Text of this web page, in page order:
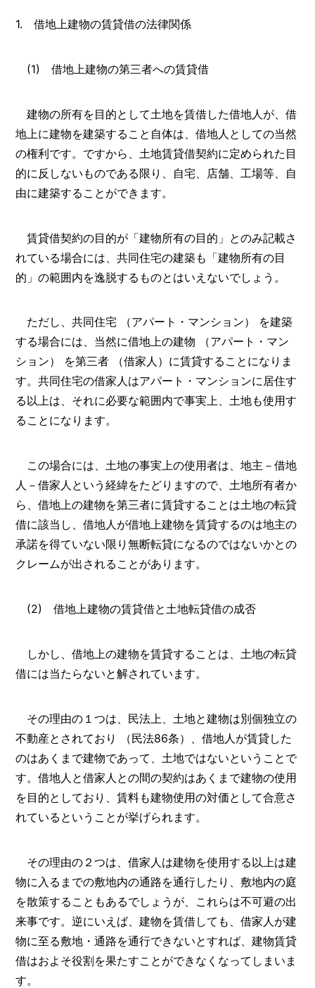
1. 借地上建物の賃貸借の法律関係
(1) 借地上建物の第三者への賃貸借
建物の所有を目的として土地を賃借した借地人が、借
地上に建物を建築すること自体は、借地人としての当然
の権利です。ですから、土地賃貸借契約に定められた目
的に反しないものである限り、自宅、店舗、工場等、自
由に建築することができます。
賃貸借契約の目的が「建物所有の目的」とのみ記載さ
れている場合には、共同住宅の建築も「建物所有の目
的」の範囲内を逸脱するものとはいえないでしょう。
ただし、共同住宅 （アパート・マンション） を建築
する場合には、当然に借地上の建物 （アパート・マン
ション） を第三者 （借家人）に賃貸することになりま
す。共同住宅の借家人はアパート・マンションに居住す
る以上は、それに必要な範囲内で事実上、土地も使用す
ることになります。
この場合には、土地の事実上の使用者は、地主－借地
人－借家人という経緯をたどりますので、土地所有者か
ら、借地上の建物を第三者に賃貸することは土地の転貸
借に該当し、借地人が借地上建物を賃貸するのは地主の
承諾を得ていない限り無断転貸になるのではないかとの
クレームが出されることがあります。
(2) 借地上建物の賃貸借と土地転貸借の成否
しかし、借地上の建物を賃貸することは、土地の転貸
借には当たらないと解されています。
その理由の１つは、民法上、土地と建物は別個独立の
不動産とされており （民法86条）、借地人が賃貸した
のはあくまで建物であって、土地ではないということで
す。借地人と借家人との間の契約はあくまで建物の使用
を目的としており、賃料も建物使用の対価として合意さ
れているということが挙げられます。
その理由の２つは、借家人は建物を使用する以上は建
物に入るまでの敷地内の通路を通行したり、敷地内の庭
を散策することもあるでしょうが、これらは不可避の出
来事です。逆にいえば、建物を賃借しても、借家人が建
物に至る敷地・通路を通行できないとすれば、建物賃貸
借はおよそ役割を果たすことができなくなってしまいま
す。